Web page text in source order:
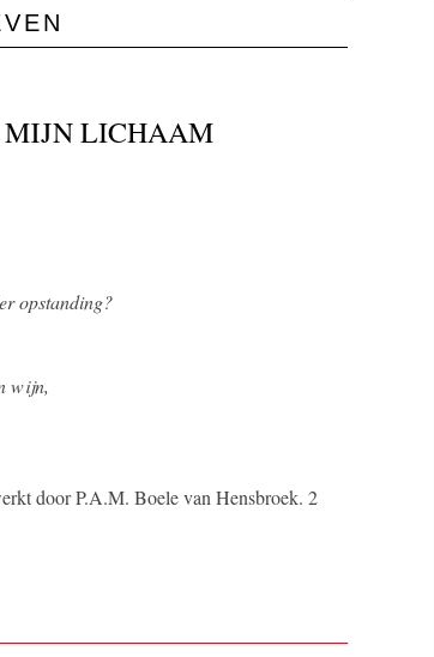
MIJN LICHAAM
opstanding?
wijn,
door P.A.M. Boele van Hensbroek. 2